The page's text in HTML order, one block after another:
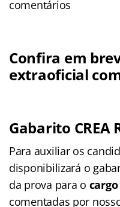
comentários
Confira em
extraoficial
Gabarito CREA
Para auxiliar os
disponibilizará o
da prova para o
comentadas por